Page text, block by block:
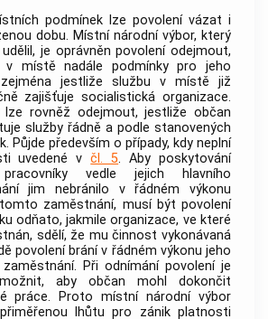
podmínek lze povolení vázat i
dobu. Místní národní výbor, který
je oprávněn povolení odejmout,
v místě nadále podmínky pro jeho
zejména jestliže službu v místě již
zajišťuje socialistická organizace.
lze rovněž odejmout, jestliže občan
služby řádně a podle stanovených
Půjde především o případy, kdy neplní
uvedené včl. 5. Aby poskytování
vedle jejich hlavního
jim nebránilo v řádném výkonu
zaměstnání, musí být povolení
odňato, jakmile organizace, ve které
sdělí, že mu činnost vykonávaná
povolení brání v řádném výkonu jeho
zaměstnání. Při odnímání povolení je
aby občan mohl dokončit
práce. Proto místní národní výbor
lhůtu pro zánik platnosti